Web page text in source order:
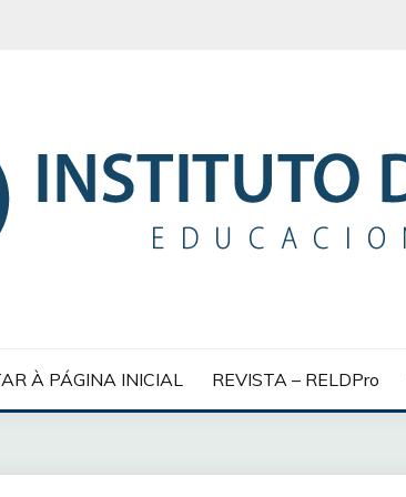
À PÁGINA INICIAL REVISTA – RELDPro